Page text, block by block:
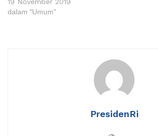
dalam "Umum"
PresidenRi